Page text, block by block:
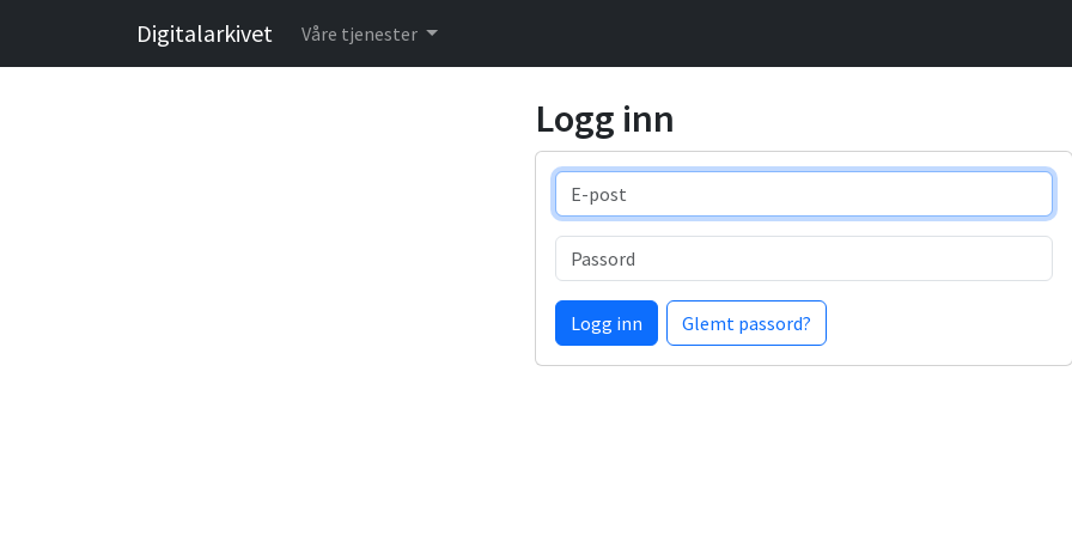
Digitalarkivet Våre tjenester
Logg inn
E-post
Passord
Logg inn Glemt passord?